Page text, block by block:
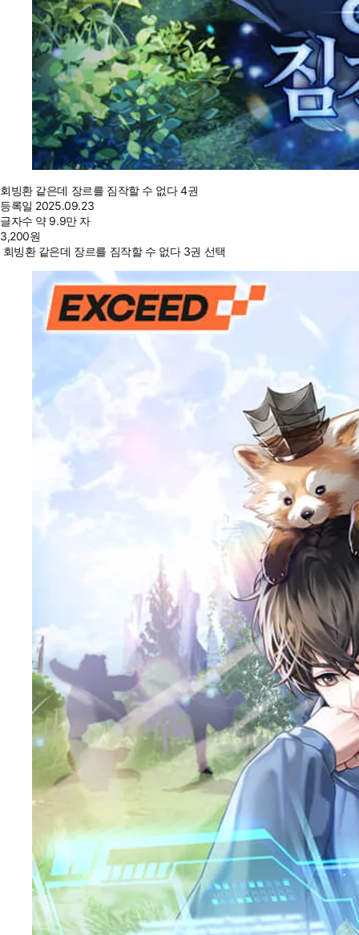
회빙환 같은데 장르를 짐작할 수 없다 4권
등록일 2025.09.23
글자수 약 9.9만 자
3,200원
회빙환 같은데 장르를 짐작할 수 없다 3권 선택